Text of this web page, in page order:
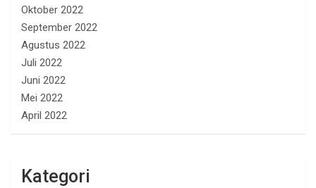
Oktober 2022
September 2022
Agustus 2022
Juli 2022
Juni 2022
Mei 2022
April 2022
Kategori